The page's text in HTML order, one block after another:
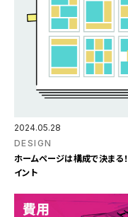
2024.05.28
DESIGN
ホームページは構成で決まる
イント